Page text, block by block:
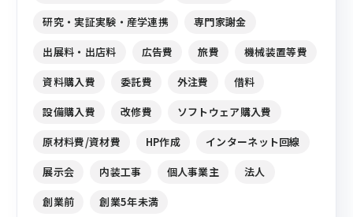
研究・実証実験・産学連携
専門家謝金
出展料・出店料
広告費 旅費
機械装置等費
資料購入費
委託費 外注費
借料
設備購入費
改修費
ソフトウェア購入費
原材料費/資材費
HP作成
インターネット回線
展示会
内装工事 個人事業主
法人
創業前
創業5年未満